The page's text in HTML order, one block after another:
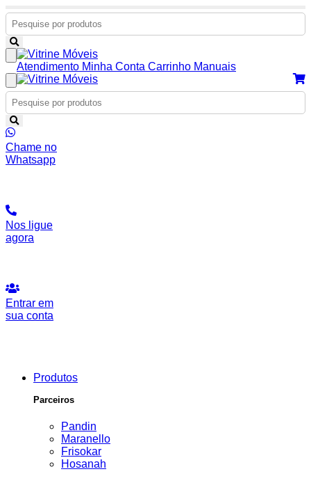
Atendimento Minha Conta Carrinho Manuais
Chame no
Whatsapp
Nos ligue
agora
Entrar em
sua conta
Produtos
Parceiros
Pandin
Maranello
Frisokar
Hosanah